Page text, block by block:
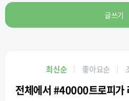
글쓰기
최신순 좋아요순
전체에서 #40000트로피가